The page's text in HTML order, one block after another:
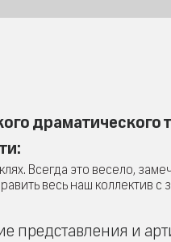
Всегда это весело,
весь наш коллектив с
представления и